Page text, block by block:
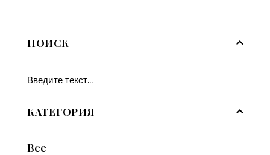
ПОИСК
КАТЕГОРИЯ
Все